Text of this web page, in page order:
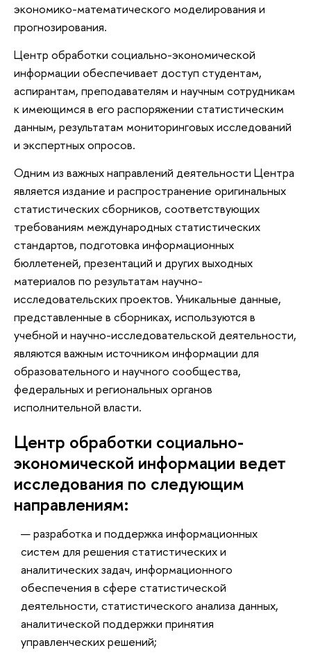
экономико-математического моделирования и
прогнозирования.
Центр обработки социально-экономической
информации обеспечивает доступ студентам,
аспирантам, преподавателям и научным сотрудникам
к имеющимся в его распоряжении статистическим
данным, результатам мониторинговых исследований
и экспертных опросов.
Одним из важных направлений деятельности Центра
является издание и распространение оригинальных
статистических сборников, соответствующих
требованиям международных статистических
стандартов, подготовка информационных
бюллетеней, презентаций и других выходных
материалов по результатам научно-
исследовательских проектов. Уникальные данные,
представленные в сборниках, используются в
учебной и научно-исследовательской деятельности,
являются важным источником информации для
образовательного и научного сообщества,
федеральных и региональных органов
исполнительной власти.
Центр обработки социально-
экономической информации ведет
исследования по следующим
направлениям:
разработка и поддержка информационных
систем для решения статистических и
аналитических задач, информационного
обеспечения в сфере статистической
деятельности, статистического анализа данных,
аналитической поддержки принятия
управленческих решений;